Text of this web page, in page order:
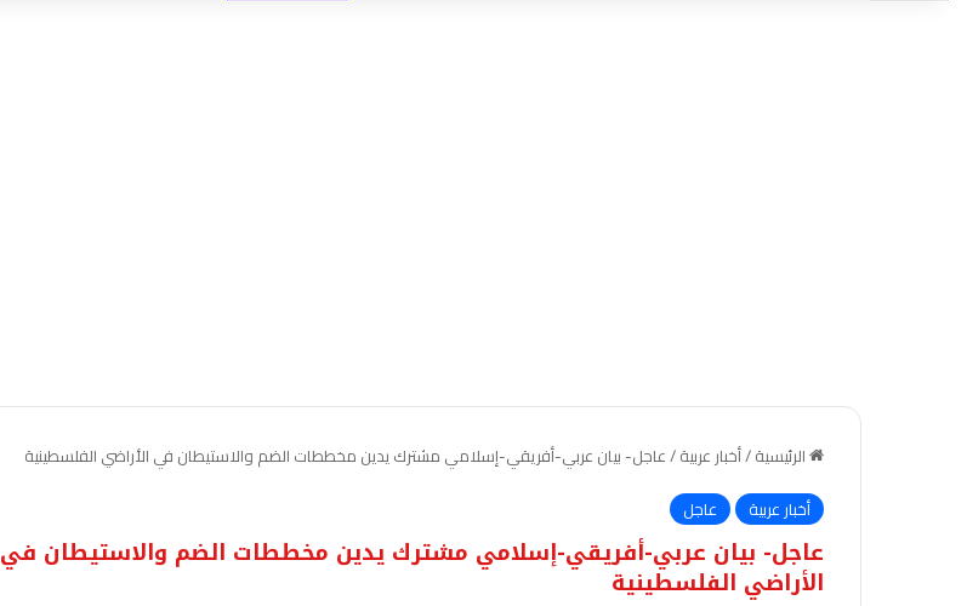
الرئيسية/أخبار عربية/عاجل- بيان عربي-أفريقي-إسلامي مشترك يدين مخططات الضم والاستيطان في الأراضي الفلسطينية
أخبار عربية
عاجل
عاجل- بيان عربي-أفريقي-إسلامي مشترك يدين مخططات الضم والاستيطان في
الأراضي الفلسطينية